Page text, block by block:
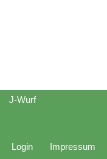
J-Wurf
Login Impressum